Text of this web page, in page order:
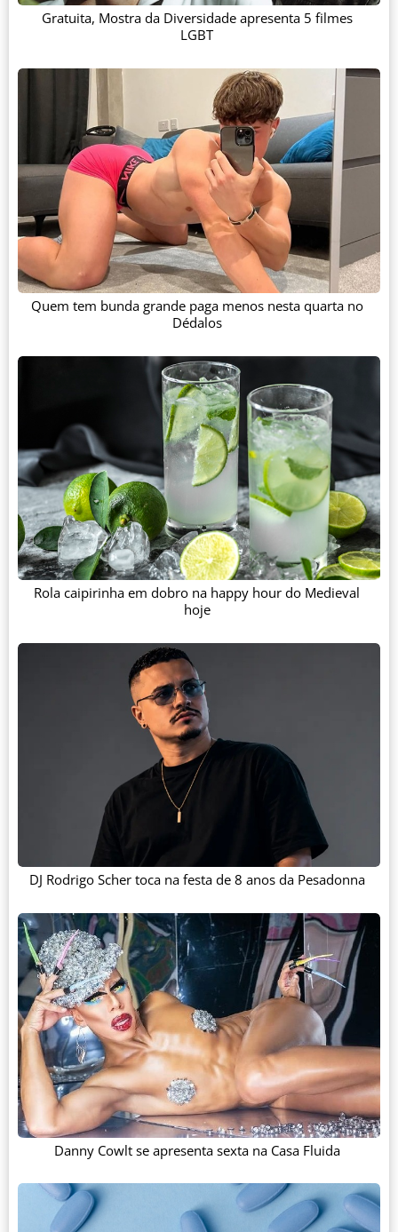
Gratuita, Mostra da Diversidade apresenta 5 filmes
LGBT
Quem tem bunda grande paga menos nesta quarta no
Dédalos
Rola caipirinha em dobro na happy hour do Medieval
hoje
DJ Rodrigo Scher toca na festa de 8 anos da Pesadonna
Danny Cowlt se apresenta sexta na Casa Fluida